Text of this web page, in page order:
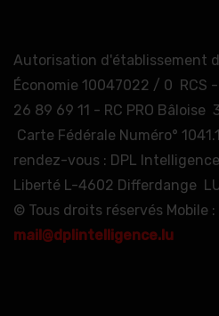
Autorisation d'établissement
Économie 10047022 / 0 RCS -
26 89 69 11 - RC PRO Bâloise
Carte Fédérale Numéro°
rendez-vous : DPL
Liberté L-4602 Differdange
© Tous droits réservés Mobile :
mail@dplintelligence.lu